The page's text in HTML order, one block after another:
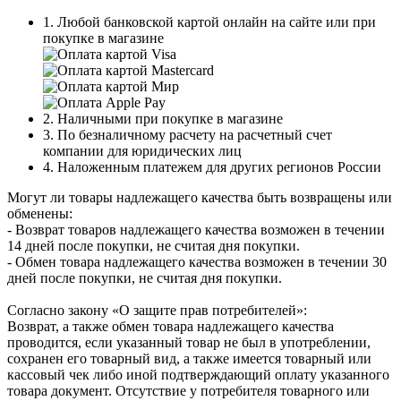
1. Любой банковской картой онлайн на сайте или при
покупке в магазине
2. Наличными при покупке в магазине
3. По безналичному расчету на расчетный счет
компании для юридических лиц
4. Наложенным платежем для других регионов России
Могут ли товары надлежащего качества быть возвращены или
обменены:
- Возврат товаров надлежащего качества возможен в течении
14 дней после покупки, не считая дня покупки.
- Обмен товара надлежащего качества возможен в течении 30
дней после покупки, не считая дня покупки.
Согласно закону «О защите прав потребителей»:
Возврат, а также обмен товара надлежащего качества
проводится, если указанный товар не был в употреблении,
сохранен его товарный вид, а также имеется товарный или
кассовый чек либо иной подтверждающий оплату указанного
товара документ. Отсутствие у потребителя товарного или